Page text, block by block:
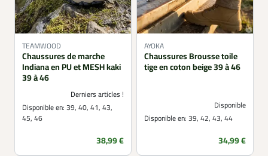
TEAMWOOD
Chaussures de marche
Indiana en PU et MESH kaki
39 à 46
Derniers articles !
Disponible en: 39, 40, 41, 43,
45, 46
Prix
38,99 €
AYOKA
Chaussures Brousse toile
tige en coton beige 39 à 46
Disponible
Disponible en: 39, 42, 43, 44
Prix
34,99 €